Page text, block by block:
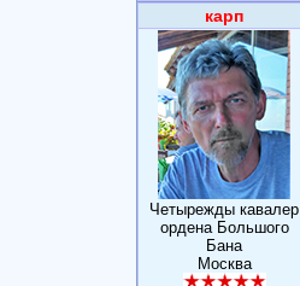
карп
Четырежды кавалер
ордена Большого
Бана
Москва